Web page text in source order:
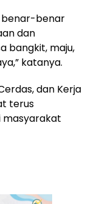
benar-benar
dan
bangkit, maju,
katanya.
dan Kerja
terus
masyarakat